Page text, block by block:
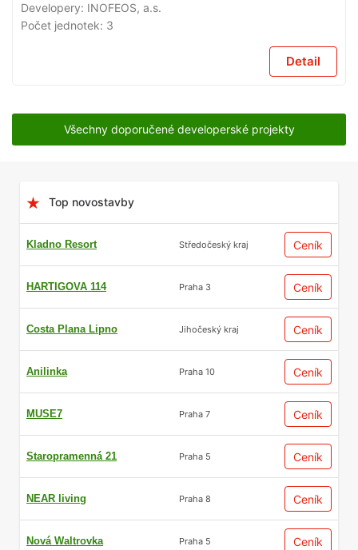
Developery: INOFEOS, a.s.
Počet jednotek: 3
Detail
Všechny doporučené developerské projekty
Top novostavby
Kladno Resort Středočeský kraj Ceník
HARTIGOVA 114 Praha 3 Ceník
Costa Plana Lipno Jihočeský kraj Ceník
Anilinka Praha 10 Ceník
MUSE7 Praha 7 Ceník
Staropramenná 21 Praha 5 Ceník
NEAR living Praha 8 Ceník
Nová Waltrovka Praha 5 Ceník